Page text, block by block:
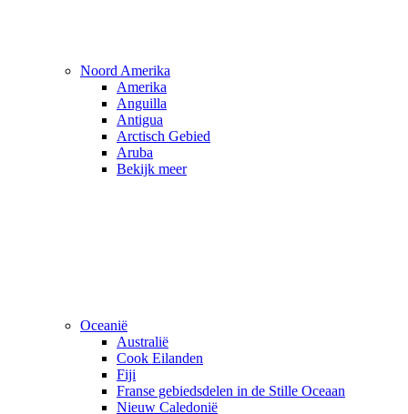
Noord Amerika
Amerika
Anguilla
Antigua
Arctisch Gebied
Aruba
Bekijk meer
Oceanië
Australië
Cook Eilanden
Fiji
Franse gebiedsdelen in de Stille Oceaan
Nieuw Caledonië